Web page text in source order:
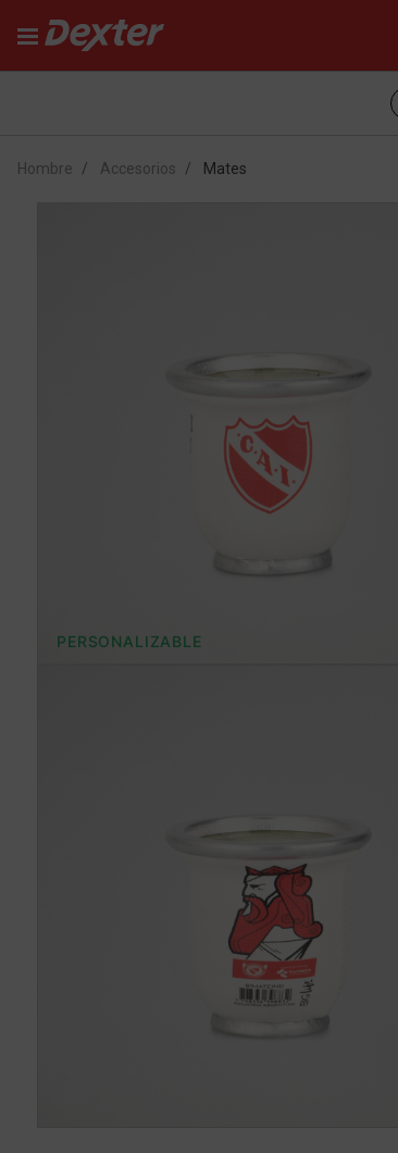
Hombre Accesorios Mates
PERSONALIZABLE